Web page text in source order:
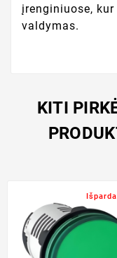
įrenginiuose,
valdymas.
KITI